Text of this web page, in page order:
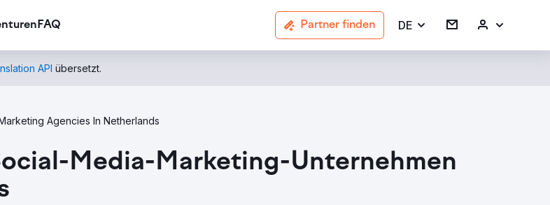
FAQ Partner finden DE
API übersetzt.
Agencies In Netherlands
Media-Marketing-Unternehmen